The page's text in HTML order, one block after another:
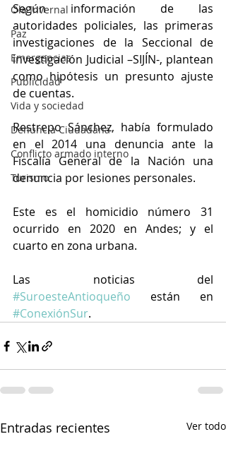
Ola Invernal
Paz
Emergencias
Publicidad
Vida y sociedad
Denuncia Ciudadana
Conflicto armado interno
Turismo
Según información de las
autoridades policiales, las primeras
investigaciones de la Seccional de
investigación Judicial –SIJÍN-, plantean
como hipótesis un presunto ajuste
de cuentas.
Restrepo Sánchez, había formulado
en el 2014 una denuncia ante la
Fiscalía General de la Nación una
denuncia por lesiones personales.
Este es el homicidio número 31
ocurrido en 2020 en Andes; y el
cuarto en zona urbana.
#SuroesteAntioqueño
#ConexiónSur.
Entradas recientes Ver todo